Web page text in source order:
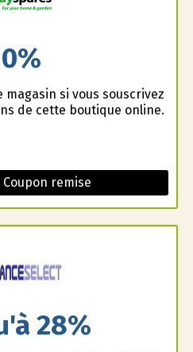
magasin si vous souscrivez
de cette boutique online.
remise
28%